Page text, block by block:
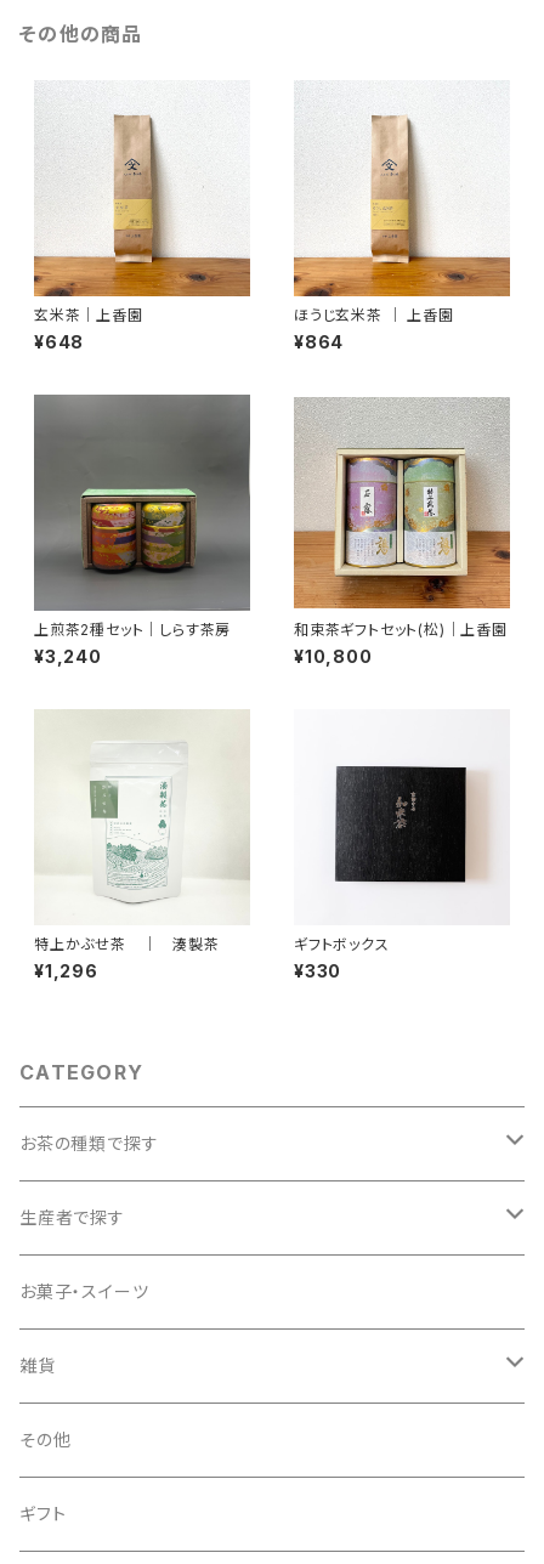
その他の商品
玄米茶｜上香園
¥648
ほうじ玄米茶 ｜ 上香園
¥864
上煎茶2種セット｜しらす茶房
¥3,240
和束茶ギフトセット(松)｜上香園
¥10,800
特上かぶせ茶 ｜ 湊製茶
¥1,296
ギフトボックス
¥330
CATEGORY
お茶の種類で探す
特上煎茶／煎茶
かぶせ茶
ほうじ茶
玄米茶
抹茶
生産者で探す
石田長栄堂
いづみ福祉会
上嶋爽禄園
久保見製茶
お菓子・スイーツ
雑貨
トロッピカル窯
ファクト
その他
ギフト